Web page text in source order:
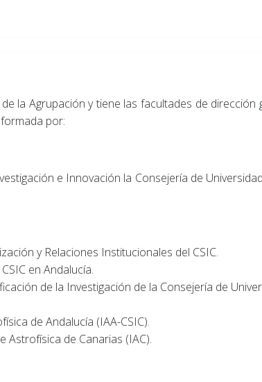
la Agrupación y tiene las facultades de
por:
e Innovación la Consejería de
y Relaciones Institucionales del CSIC.
en Andalucía.
de la Investigación de la Consejería de
de Andalucía (IAA-CSIC).
Astrofísica de Canarias (IAC).